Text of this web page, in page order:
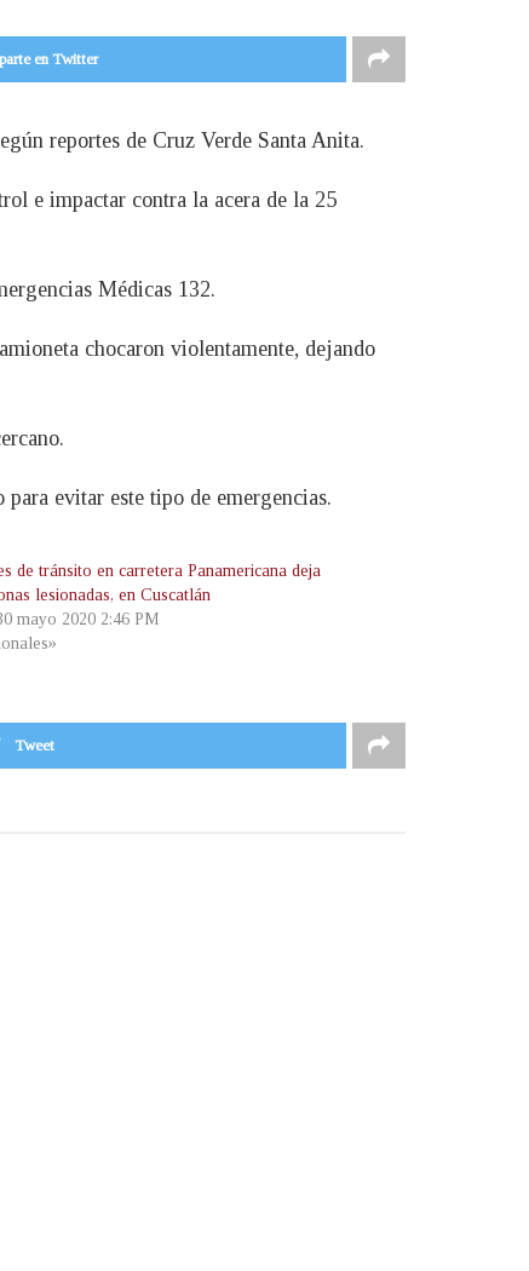
en Twitter
reportes de Cruz Verde Santa Anita.
e impactar contra la acera de la 25
Médicas 132.
chocaron violentamente, dejando
evitar este tipo de emergencias.
de tránsito en carretera Panamericana deja
lesionadas, en Cuscatlán
mayo 2020 2:46 PM
Tweet